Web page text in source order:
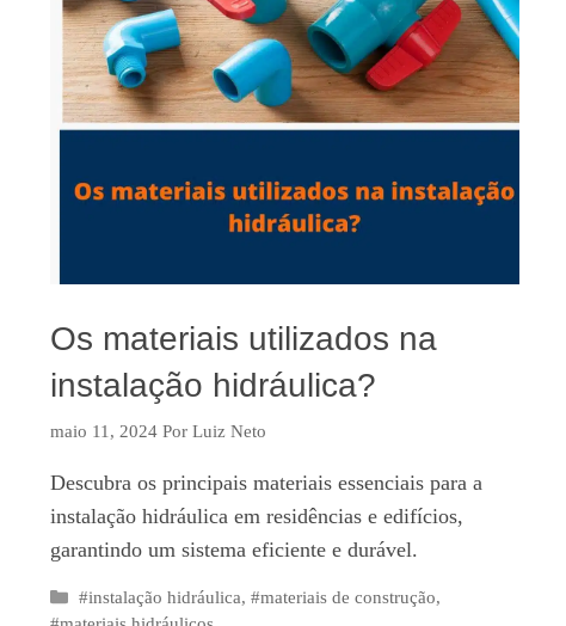
Os materiais utilizados na
instalação hidráulica?
maio 11, 2024 Por Luiz Neto
Descubra os principais materiais essenciais para a
instalação hidráulica em residências e edifícios,
garantindo um sistema eficiente e durável.
Categorias
#instalação hidráulica,#materiais de construção,